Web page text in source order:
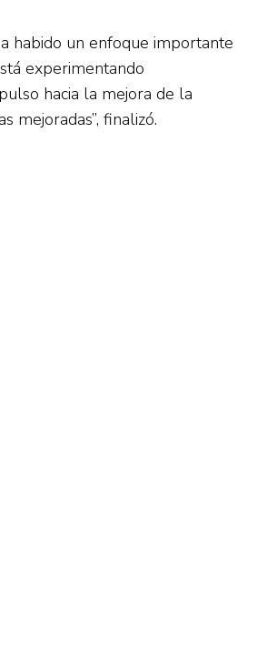
habido un enfoque importante
experimentando
hacia la mejora de la
mejoradas”, finalizó.